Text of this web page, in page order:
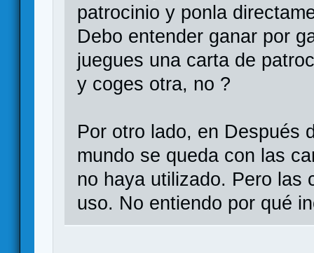
patrocinio y ponla
Debo entender ganar por
juegues una carta de
y coges otra, no ?
Por otro lado, en Después
mundo se queda con las
no haya utilizado. Pero las
uso. No entiendo por qué